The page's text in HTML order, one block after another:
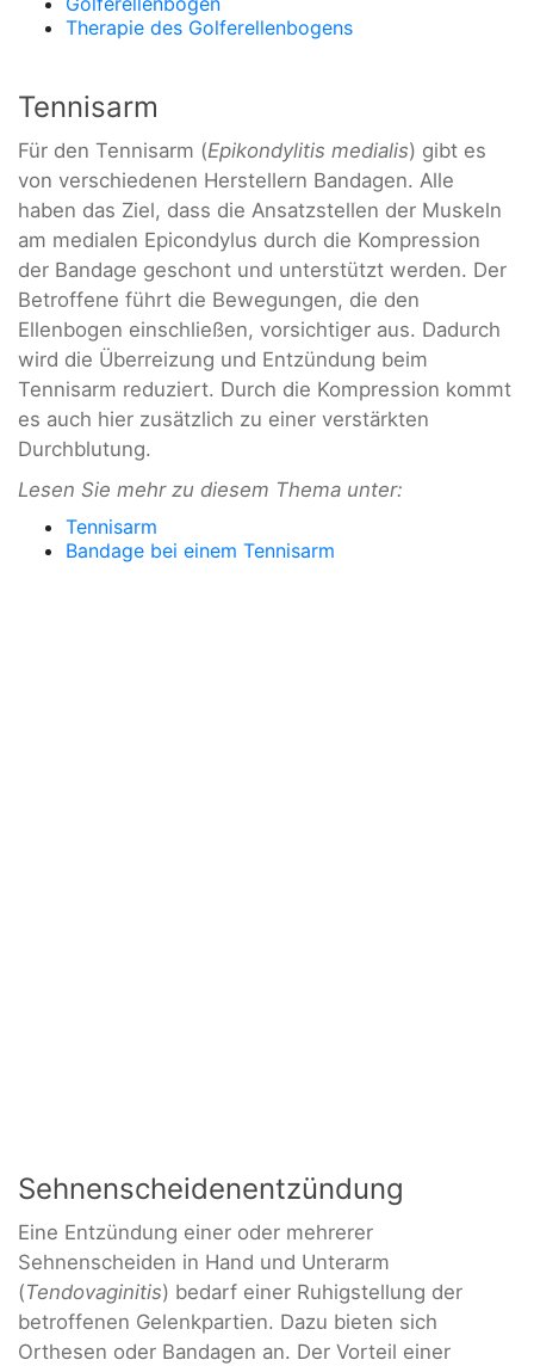
Therapie des Golferellenbogens
Tennisarm
Für den Tennisarm (Epikondylitis medialis) gibt es
von verschiedenen Herstellern Bandagen. Alle
haben das Ziel, dass die Ansatzstellen der Muskeln
am medialen Epicondylus durch die Kompression
der Bandage geschont und unterstützt werden. Der
Betroffene führt die Bewegungen, die den
Ellenbogen einschließen, vorsichtiger aus. Dadurch
wird die Überreizung und Entzündung beim
Tennisarm reduziert. Durch die Kompression kommt
es auch hier zusätzlich zu einer verstärkten
Durchblutung.
Lesen Sie mehr zu diesem Thema unter:
Tennisarm
Bandage bei einem Tennisarm
Sehnenscheidenentzündung
Eine Entzündung einer oder mehrerer
Sehnenscheiden in Hand und Unterarm
(Tendovaginitis) bedarf einer Ruhigstellung der
betroffenen Gelenkpartien. Dazu bieten sich
Orthesen oder Bandagen an. Der Vorteil einer